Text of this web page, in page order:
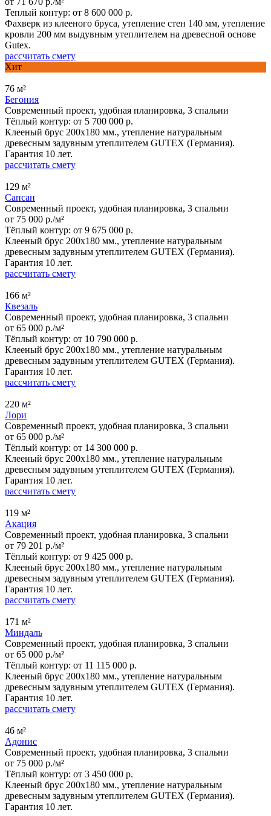
Теплый контур: от 8 600 000 р.
Фахверк из клееного бруса, утепление стен 140 мм, утепление
кровли 200 мм выдувным утеплителем на древесной основе
Gutex.
рассчитать смету
Хит
76 м²
Бегония
Современный проект, удобная планировка, 3 спальни
Тёплый контур: от 5 700 000 р.
Клееный брус 200x180 мм., утепление натуральным
древесным задувным утеплителем GUTEX (Германия).
Гарантия 10 лет.
рассчитать смету
129 м²
Сапсан
Современный проект, удобная планировка, 3 спальни
от 75 000 р./м²
Тёплый контур: от 9 675 000 р.
Клееный брус 200x180 мм., утепление натуральным
древесным задувным утеплителем GUTEX (Германия).
Гарантия 10 лет.
рассчитать смету
166 м²
Квезаль
Современный проект, удобная планировка, 3 спальни
от 65 000 р./м²
Тёплый контур: от 10 790 000 р.
Клееный брус 200x180 мм., утепление натуральным
древесным задувным утеплителем GUTEX (Германия).
Гарантия 10 лет.
рассчитать смету
220 м²
Лори
Современный проект, удобная планировка, 3 спальни
от 65 000 р./м²
Тёплый контур: от 14 300 000 р.
Клееный брус 200x180 мм., утепление натуральным
древесным задувным утеплителем GUTEX (Германия).
Гарантия 10 лет.
рассчитать смету
119 м²
Акация
Современный проект, удобная планировка, 3 спальни
от 79 201 р./м²
Тёплый контур: от 9 425 000 р.
Клееный брус 200x180 мм., утепление натуральным
древесным задувным утеплителем GUTEX (Германия).
Гарантия 10 лет.
рассчитать смету
171 м²
Миндаль
Современный проект, удобная планировка, 3 спальни
от 65 000 р./м²
Тёплый контур: от 11 115 000 р.
Клееный брус 200x180 мм., утепление натуральным
древесным задувным утеплителем GUTEX (Германия).
Гарантия 10 лет.
рассчитать смету
46 м²
Адонис
Современный проект, удобная планировка, 3 спальни
от 75 000 р./м²
Тёплый контур: от 3 450 000 р.
Клееный брус 200x180 мм., утепление натуральным
древесным задувным утеплителем GUTEX (Германия).
Гарантия 10 лет.